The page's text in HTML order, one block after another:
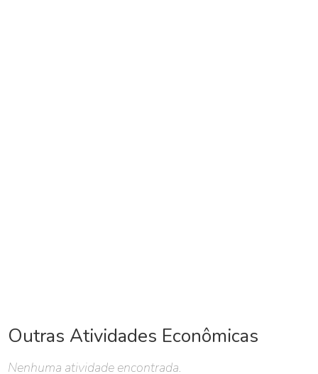
Outras Atividades Econômicas
Nenhuma atividade encontrada.